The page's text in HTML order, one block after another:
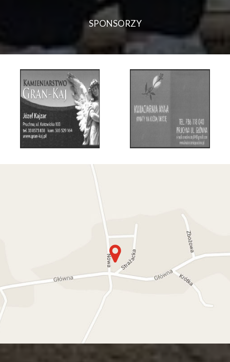
SPONSORZY